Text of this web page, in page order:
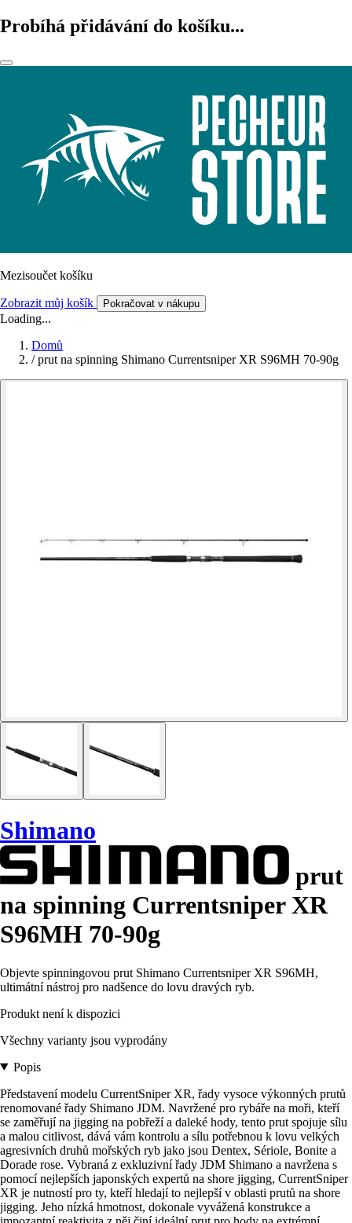
Probíhá přidávání do košíku...
Mezisoučet košíku
Zobrazit můj košík Pokračovat v nákupu
Loading...
Domů
/ prut na spinning Shimano Currentsniper XR S96MH 70-90g
Shimano
prut
na spinning Currentsniper XR
S96MH 70-90g
Objevte spinningovou prut Shimano Currentsniper XR S96MH,
ultimátní nástroj pro nadšence do lovu dravých ryb.
Produkt není k dispozici
Všechny varianty jsou vyprodány
Popis
Představení modelu CurrentSniper XR, řady vysoce výkonných prutů
renomované řady Shimano JDM. Navržené pro rybáře na moři, kteří
se zaměřují na jigging na pobřeží a daleké hody, tento prut spojuje sílu
a malou citlivost, dává vám kontrolu a sílu potřebnou k lovu velkých
agresivních druhů mořských ryb jako jsou Dentex, Sériole, Bonite a
Dorade rose. Vybraná z exkluzivní řady JDM Shimano a navržena s
pomocí nejlepších japonských expertů na shore jigging, CurrentSniper
XR je nutností pro ty, kteří hledají to nejlepší v oblasti prutů na shore
jigging. Jeho nízká hmotnost, dokonale vyvážená konstrukce a